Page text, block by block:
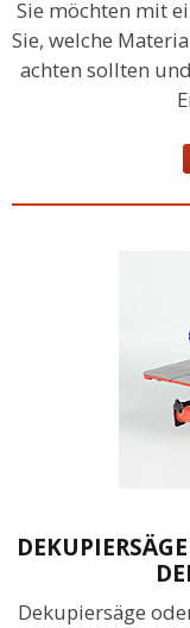
Sie möchten mit
Sie, welche
achten sollten
Dekupiersäge